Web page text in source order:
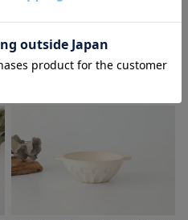
加彩丸大鉢 ツバメ 陶器 樹ノ音工
房